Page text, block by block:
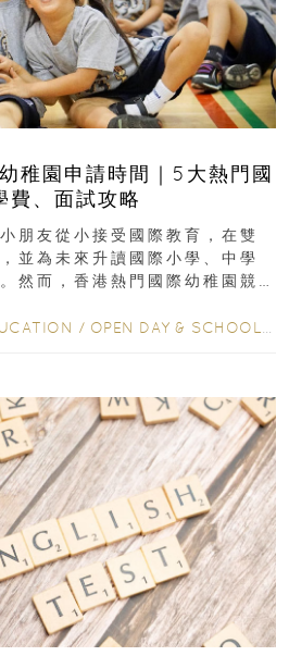
稚園申請時間｜5大熱門國
費、面試攻略
朋友從小接受國際教育，在雙
並為未來升讀國際小學、中學
然而，香港熱門國際幼稚園競
/ OPEN DAY & SCHOOL EVENTS